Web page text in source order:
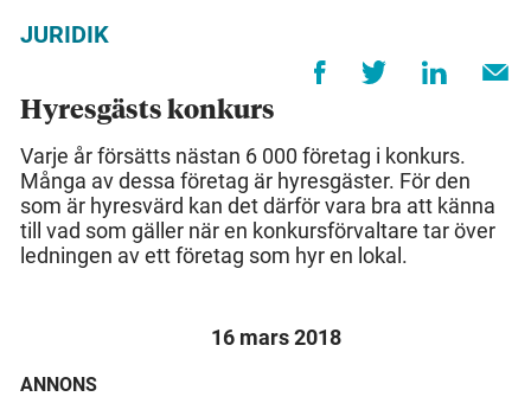
JURIDIK
Hyresgästs konkurs
Varje år försätts nästan 6 000 företag i konkurs.
Många av dessa företag är hyresgäster. För den
som är hyresvärd kan det därför vara bra att känna
till vad som gäller när en konkursförvaltare tar över
ledningen av ett företag som hyr en lokal.
16 mars 2018
ANNONS